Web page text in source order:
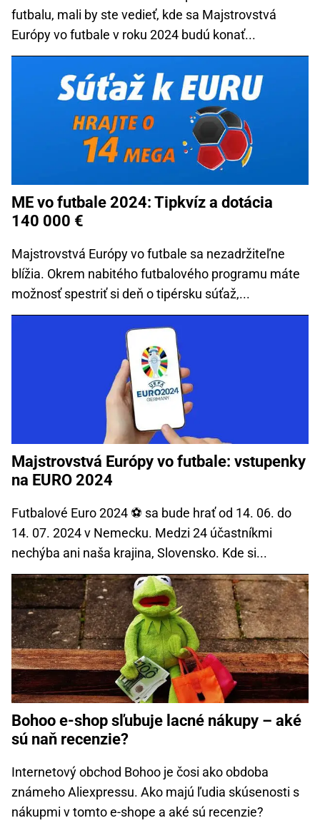
futbalu, mali by ste vedieť, kde sa Majstrovstvá
Európy vo futbale v roku 2024 budú konať...
ME vo futbale 2024: Tipkvíz a dotácia
140 000 €
Majstrovstvá Európy vo futbale sa nezadržiteľne
blížia. Okrem nabitého futbalového programu máte
možnosť spestriť si deň o tipérsku súťaž,...
Majstrovstvá Európy vo futbale: vstupenky
na EURO 2024
Futbalové Euro 2024 ⚽ sa bude hrať od 14. 06. do
14. 07. 2024 v Nemecku. Medzi 24 účastníkmi
nechýba ani naša krajina, Slovensko. Kde si...
Bohoo e-shop sľubuje lacné nákupy – aké
sú naň recenzie?
Internetový obchod Bohoo je čosi ako obdoba
známeho Aliexpressu. Ako majú ľudia skúsenosti s
nákupmi v tomto e-shope a aké sú recenzie?